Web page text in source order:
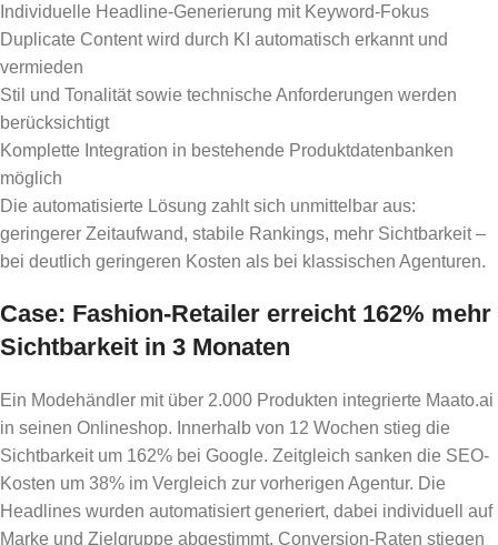
Individuelle Headline-Generierung mit Keyword-Fokus
Duplicate Content wird durch KI automatisch erkannt und
vermieden
Stil und Tonalität sowie technische Anforderungen werden
berücksichtigt
Komplette Integration in bestehende Produktdatenbanken
möglich
Die automatisierte Lösung zahlt sich unmittelbar aus:
geringerer Zeitaufwand, stabile Rankings, mehr Sichtbarkeit –
bei deutlich geringeren Kosten als bei klassischen Agenturen.
Case: Fashion-Retailer erreicht 162% mehr
Sichtbarkeit in 3 Monaten
Ein Modehändler mit über 2.000 Produkten integrierte Maato.ai
in seinen Onlineshop. Innerhalb von 12 Wochen stieg die
Sichtbarkeit um 162% bei Google. Zeitgleich sanken die SEO-
Kosten um 38% im Vergleich zur vorherigen Agentur. Die
Headlines wurden automatisiert generiert, dabei individuell auf
Marke und Zielgruppe abgestimmt. Conversion-Raten stiegen